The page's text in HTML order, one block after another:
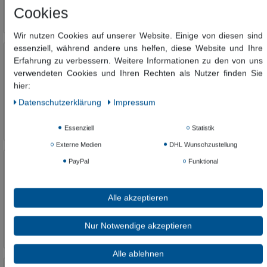
Burgbad Eqio BadMöbelset 63cm mit
Waschbecken 2 Auszüge und Spiegel, SEYQ0631
*inkl. ges. MwSt. Versandkosten
Burgbad Eqio BadMöbelset 63cm mit
867,51 €
631,94 € *
In den Warenkorb
*inkl. ges. MwSt.zzgl.Versandkosten
Cookies
Wir nutzen Cookies auf unserer Website. Einige von diesen sind
essenziell, während andere uns helfen, diese Website und Ihre
Erfahrung zu verbessern. Weitere Informationen zu den von uns
verwendeten Cookies und Ihren Rechten als Nutzer finden Sie
hier:
Daten­schutz­erklärung
Impressum
Essenziell Statistik
Externe Medien DHL Wunschzustellung
PayPal Funktional
Alle akzeptieren
Nur Notwendige akzeptieren
Alle ablehnen